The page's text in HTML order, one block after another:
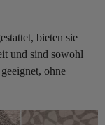
bieten sie
und sind sowohl
ohne